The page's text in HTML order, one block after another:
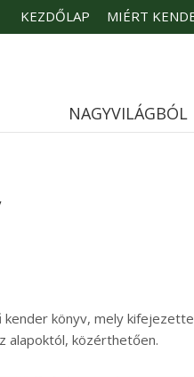
KEZDŐLAP MIÉRT
NAGYVILÁGBÓL
könyv, mely
alapoktól, közérthetően.